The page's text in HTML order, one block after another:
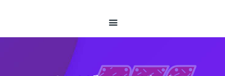
ỐNG THÉP HÀN
ỐNG THÉP ĐÚC
THÉP HỘP